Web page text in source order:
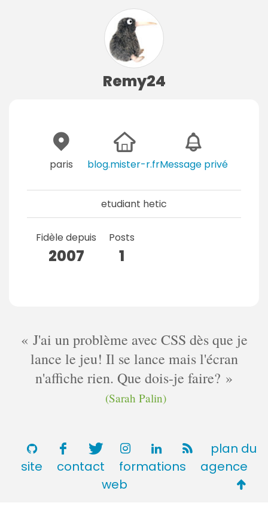
Remy24
paris blog.mister-r.frMessage privé
etudiant hetic
Fidèle depuis
2007
Posts
1
J'ai un problème avec CSS dès que je
lance le jeu! Il se lance mais l'écran
n'affiche rien. Que dois-je faire?
(Sarah Palin)
plan du
site
contact formations
agence
web